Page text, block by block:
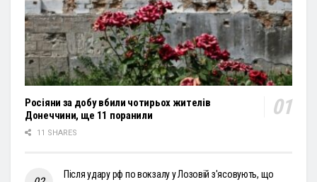
Росіяни за добу вбили чотирьох жителів
Донеччини, ще 11 поранили
11 SHARES
Після удару рф по вокзалу у Лозовій з'ясовують, що